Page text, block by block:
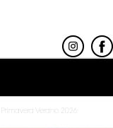
Verano 2026